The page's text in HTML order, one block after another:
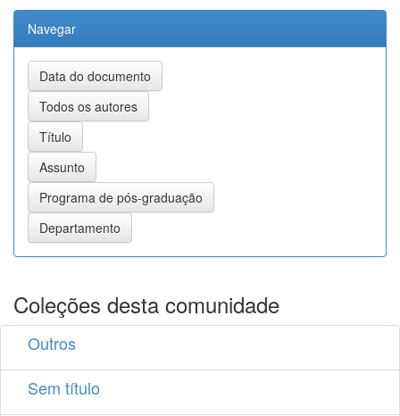
Navegar
Coleções desta comunidade
Outros
Sem título